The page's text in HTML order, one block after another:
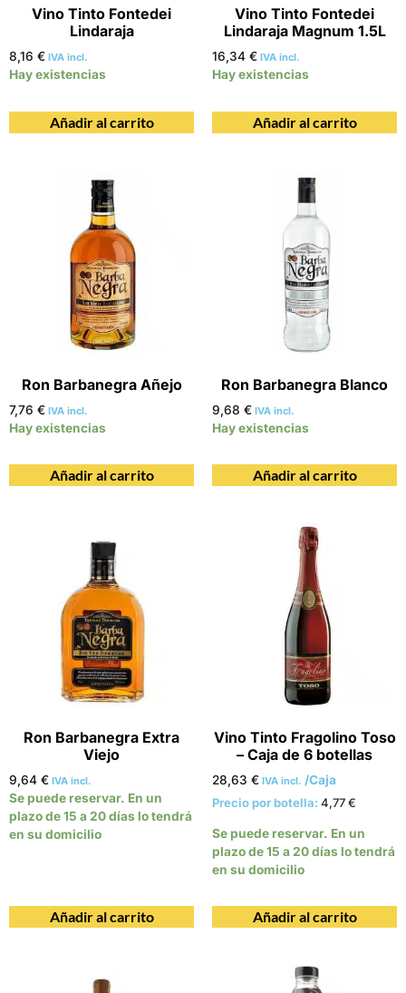
Vino Tinto Fontedei
Lindaraja
8,16 € IVA incl.
Hay existencias
Añadir al carrito
Vino Tinto Fontedei
Lindaraja Magnum 1.5L
16,34 € IVA incl.
Hay existencias
Añadir al carrito
Ron Barbanegra Añejo
7,76 € IVA incl.
Hay existencias
Añadir al carrito
Ron Barbanegra Blanco
9,68 € IVA incl.
Hay existencias
Añadir al carrito
Ron Barbanegra Extra
Viejo
9,64 € IVA incl.
Se puede reservar. En un
plazo de 15 a 20 días lo tendrá
en su domicilio
Añadir al carrito
Vino Tinto Fragolino Toso
– Caja de 6 botellas
28,63 € IVA incl. /Caja
Precio por botella: 4,77€
Se puede reservar. En un
plazo de 15 a 20 días lo tendrá
en su domicilio
Añadir al carrito